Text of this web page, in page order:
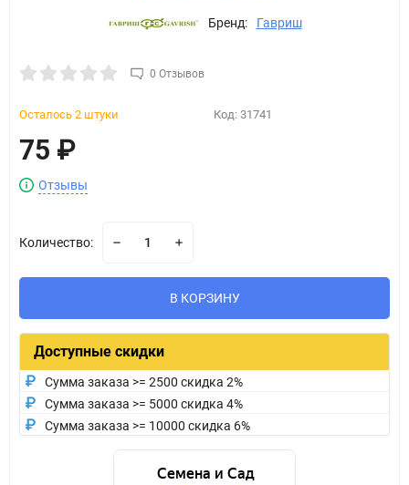
Бренд: Гавриш
0 Отзывов
Осталось 2 штуки Код: 31741
75 ₽
Отзывы
Количество:
В КОРЗИНУ
Доступные скидки
Сумма заказа >= 2500 скидка 2%
Сумма заказа >= 5000 скидка 4%
Сумма заказа >= 10000 скидка 6%